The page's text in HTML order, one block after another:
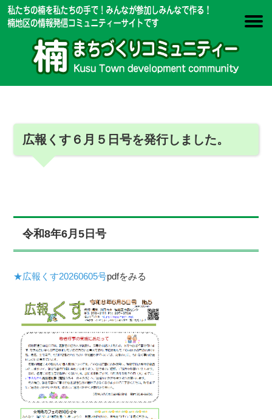
広報くす６月５日号を発行しました。
令和8年6月5日号
★広報くす20260605号pdfをみる